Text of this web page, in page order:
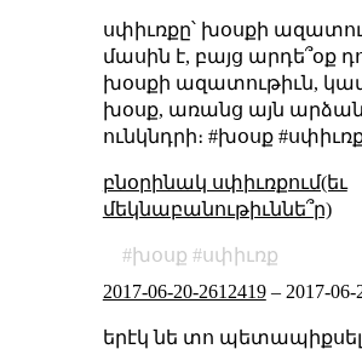
սփիւռքը՝ խօսքի
մասին է, բայց արդե՞օք
խօսքի ազատութիւն, կամ
խօսք, առանց այն
ունկնդրի։ #խօսք
բնօրինակ սփիւռքում(եւ
մեկնաբանութիւննե՞ր)
խօսք
սփիւռք
2017-06-20-2612419– 2017-06-
երէկ նե տո